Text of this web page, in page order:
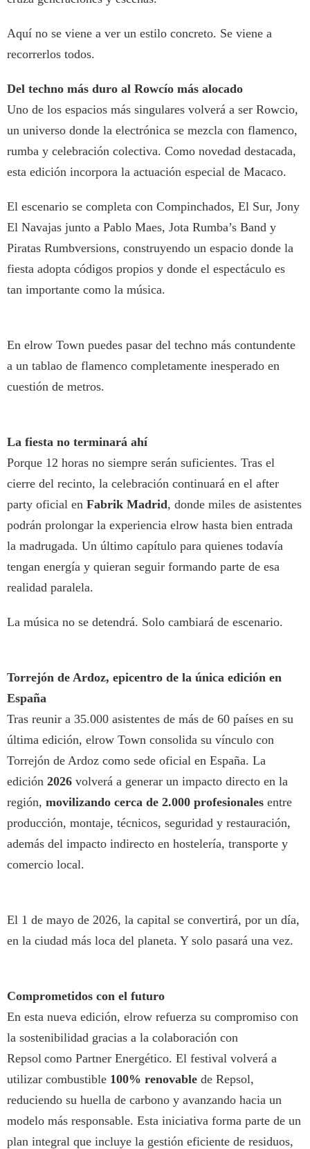
Aquí no se viene a ver un estilo concreto. Se viene a
recorrerlos todos.
Del techno más duro al Rowcío más alocado
Uno de los espacios más singulares volverá a ser Rowcio,
un universo donde la electrónica se mezcla con flamenco,
rumba y celebración colectiva. Como novedad destacada,
esta edición incorpora la actuación especial de Macaco.
El escenario se completa con Compinchados, El Sur, Jony
El Navajas junto a Pablo Maes, Jota Rumba’s Band y
Piratas Rumbversions, construyendo un espacio donde la
fiesta adopta códigos propios y donde el espectáculo es
tan importante como la música.
En elrow Town puedes pasar del techno más contundente
a un tablao de flamenco completamente inesperado en
cuestión de metros.
La fiesta no terminará ahí
Porque 12 horas no siempre serán suficientes. Tras el
cierre del recinto, la celebración continuará en el after
party oficial en Fabrik Madrid, donde miles de asistentes
podrán prolongar la experiencia elrow hasta bien entrada
la madrugada. Un último capítulo para quienes todavía
tengan energía y quieran seguir formando parte de esa
realidad paralela.
La música no se detendrá. Solo cambiará de escenario.
Torrejón de Ardoz, epicentro de la única edición en
España
Tras reunir a 35.000 asistentes de más de 60 países en su
última edición, elrow Town consolida su vínculo con
Torrejón de Ardoz como sede oficial en España. La
edición 2026 volverá a generar un impacto directo en la
región, movilizando cerca de 2.000 profesionales entre
producción, montaje, técnicos, seguridad y restauración,
además del impacto indirecto en hostelería, transporte y
comercio local.
El 1 de mayo de 2026, la capital se convertirá, por un día,
en la ciudad más loca del planeta. Y solo pasará una vez.
Comprometidos con el futuro
En esta nueva edición, elrow refuerza su compromiso con
la sostenibilidad gracias a la colaboración con
Repsol como Partner Energético. El festival volverá a
utilizar combustible 100% renovable de Repsol,
reduciendo su huella de carbono y avanzando hacia un
modelo más responsable. Esta iniciativa forma parte de un
plan integral que incluye la gestión eficiente de residuos,